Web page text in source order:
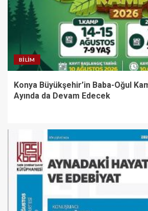
BILIM
Konya Büyükşehir’in Baba-Oğul
Ayında da Devam Edecek